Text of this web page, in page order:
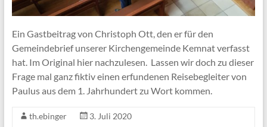
Ein Gastbeitrag von Christoph Ott, den er für den
Gemeindebrief unserer Kirchengemeinde Kemnat verfasst
hat. Im Original hier nachzulesen. Lassen wir doch zu dieser
Frage mal ganz fiktiv einen erfundenen Reisebegleiter von
Paulus aus dem 1. Jahrhundert zu Wort kommen.
th.ebinger
3. Juli 2020